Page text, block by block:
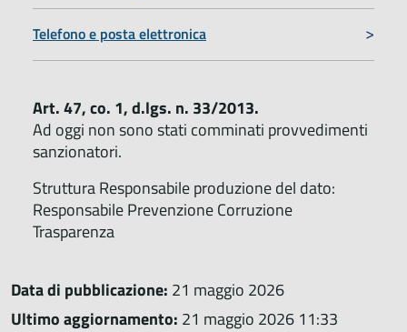
Telefono e posta elettronica
Art. 47, co. 1, d.lgs. n. 33/2013.
Ad oggi non sono stati comminati provvedimenti
sanzionatori.
Struttura Responsabile produzione del dato:
Responsabile Prevenzione Corruzione
Trasparenza
Data di pubblicazione: 21 maggio 2026
Ultimo aggiornamento: 21 maggio 2026 11:33